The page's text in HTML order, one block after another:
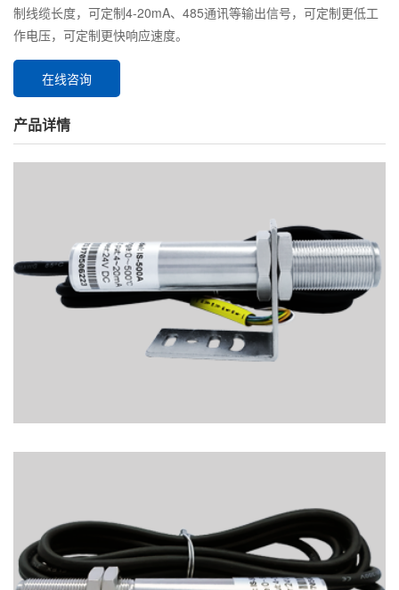
制线缆长度，可定制4-20mA、485通讯等输出信号，可定制更低工
作电压，可定制更快响应速度。
在线咨询
产品详情